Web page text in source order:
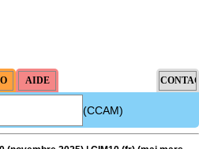
(CCAM)